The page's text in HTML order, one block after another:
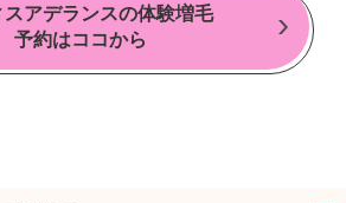
スアデランスの体験増毛
予約はココから